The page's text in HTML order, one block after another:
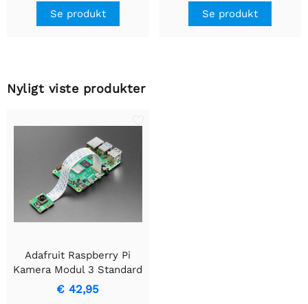
Se produkt Se produkt
Nyligt viste produkter
Adafruit Raspberry Pi
Kamera Modul 3 Standard
€ 42,95